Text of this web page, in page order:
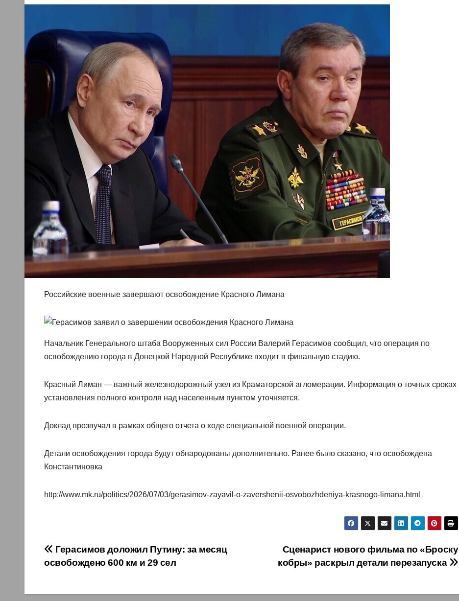
Российские военные завершают освобождение Красного Лимана
Начальник Генерального штаба Вооруженных сил России Валерий Герасимов сообщил, что операция по
освобождению города в Донецкой Народной Республике входит в финальную стадию.
Красный Лиман — важный железнодорожный узел из Краматорской агломерации. Информация о точных сроках
установления полного контроля над населенным пунктом уточняется.
Доклад прозвучал в рамках общего отчета о ходе специальной военной операции.
Детали освобождения города будут обнародованы дополнительно. Ранее было сказано, что освобождена
Константиновка
http://www.mk.ru/politics/2026/07/03/gerasimov-zayavil-o-zavershenii-osvobozhdeniya-krasnogo-limana.html
Навигация
записям
Сценарист нового фильма по «Броску
кобры» раскрыл детали перезапуска
Герасимов доложил Путину: за месяц
освобождено 600 км и 29 сел